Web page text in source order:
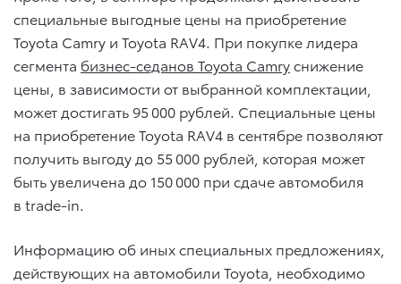
специальные выгодные цены на приобретение
Toyota Camry и Toyota RAV4. При покупке лидера
сегмента бизнес-седанов Toyota Camryснижение
цены, в зависимости от выбранной комплектации,
может достигать 95 000 рублей. Специальные цены
на приобретение Toyota RAV4 в сентябре позволяют
получить выгоду до 55 000 рублей, которая может
быть увеличена до 150 000 при сдаче автомобиля
в trade-in.
Информацию об иных специальных предложениях,
действующих на автомобили Toyota, необходимо